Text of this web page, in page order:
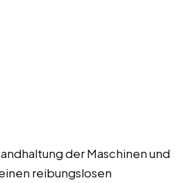
der Maschinen und
reibungslosen